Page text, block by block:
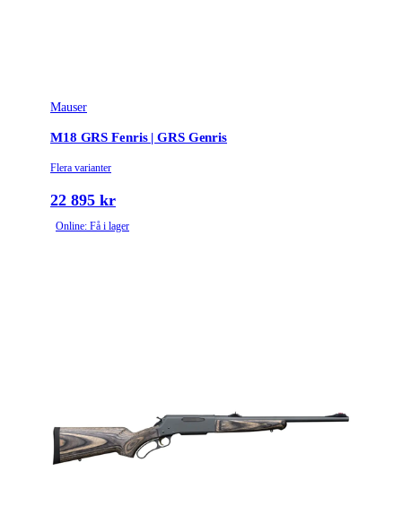
Mauser
M18 GRS Fenris | GRS Genris
Flera varianter
22 895 kr
Online: Få i lager